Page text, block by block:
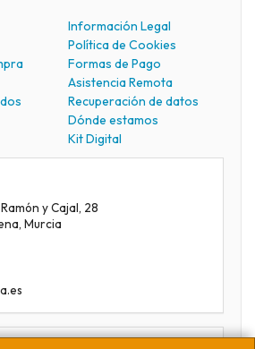
Información Legal
Política de Cookies
Formas de Pago
Asistencia Remota
Recuperación de datos
Dónde estamos
Kit Digital
y Cajal, 28
, Murcia